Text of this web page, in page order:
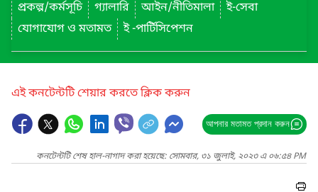
প্রকল্প/কর্মসূচি
গ্যালারি আইন/নীতিমালা
ই-সেবা
যোগাযোগ ও মতামত
ই -পার্টিসিপেশন
এই কনটেন্টটি শেয়ার করতে ক্লিক করুন
আপনার মতামত প্রদান করুন
কনটেন্টটি শেষ হাল-নাগাদ করা হয়েছে: সোমবার, ৩১ জুলাই, ২০২৩ এ ০৬:৫৪ PM